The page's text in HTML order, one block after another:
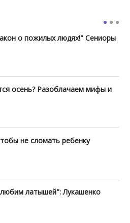
о пожилых людях!" Сениоры
осень? Разоблачаем мифы и
не сломать ребенку
латышей": Лукашенко